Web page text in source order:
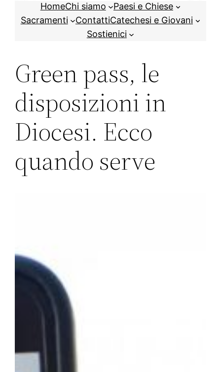
HomeChi siamo
Paesi e Chiese
Sacramenti
ContattiCatechesi e Giovani
Sostienici
Green pass, le
disposizioni in
Diocesi. Ecco
quando serve